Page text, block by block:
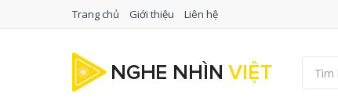
Trang chủ Giới thiệu Liên hệ